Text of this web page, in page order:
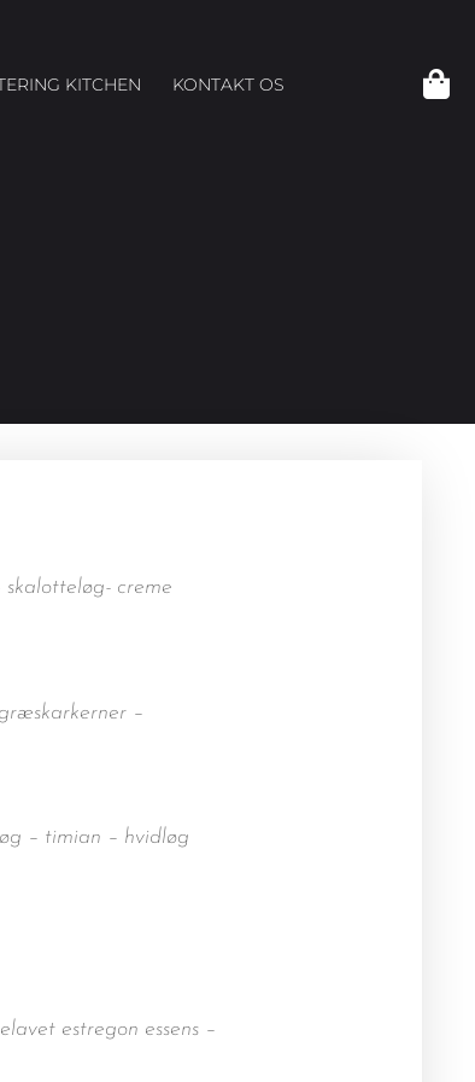
KITCHEN KONTAKT OS
creme
–
– timian – hvidløg
estregon essens –